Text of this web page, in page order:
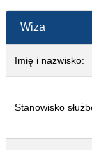
Wiza
Imię i nazwisko:
Stanowisko